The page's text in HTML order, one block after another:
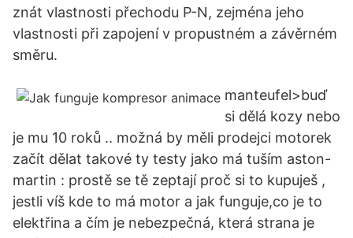
znát vlastnosti přechodu P-N, zejména jeho
vlastnosti při zapojení v propustném a závěrném
směru.
manteufel>buď
si dělá kozy nebo
je mu 10 roků .. možná by měli prodejci motorek
začít dělat takové ty testy jako má tuším aston-
martin : prostě se tě zeptají proč si to kupuješ ,
jestli víš kde to má motor a jak funguje,co je to
elektřina a čím je nebezpečná, která strana je